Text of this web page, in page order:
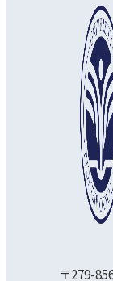
〒279-